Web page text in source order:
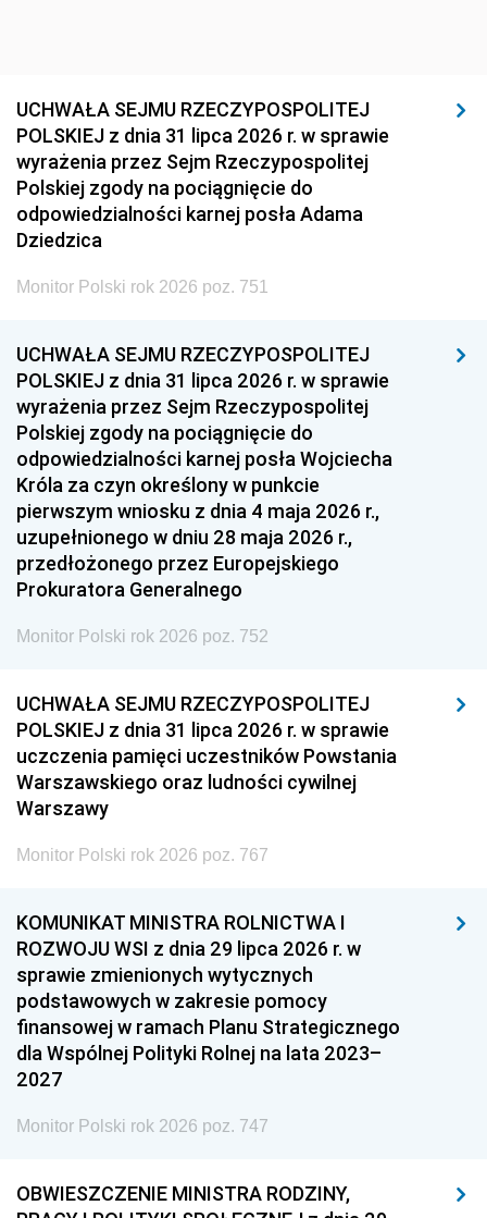
UCHWAŁA SEJMU RZECZYPOSPOLITEJ
POLSKIEJ z dnia 31 lipca 2026 r. w sprawie
wyrażenia przez Sejm Rzeczypospolitej
Polskiej zgody na pociągnięcie do
odpowiedzialności karnej posła Adama
Dziedzica
Monitor Polski rok 2026 poz. 751
UCHWAŁA SEJMU RZECZYPOSPOLITEJ
POLSKIEJ z dnia 31 lipca 2026 r. w sprawie
wyrażenia przez Sejm Rzeczypospolitej
Polskiej zgody na pociągnięcie do
odpowiedzialności karnej posła Wojciecha
Króla za czyn określony w punkcie
pierwszym wniosku z dnia 4 maja 2026 r.,
uzupełnionego w dniu 28 maja 2026 r.,
przedłożonego przez Europejskiego
Prokuratora Generalnego
Monitor Polski rok 2026 poz. 752
UCHWAŁA SEJMU RZECZYPOSPOLITEJ
POLSKIEJ z dnia 31 lipca 2026 r. w sprawie
uczczenia pamięci uczestników Powstania
Warszawskiego oraz ludności cywilnej
Warszawy
Monitor Polski rok 2026 poz. 767
KOMUNIKAT MINISTRA ROLNICTWA I
ROZWOJU WSI z dnia 29 lipca 2026 r. w
sprawie zmienionych wytycznych
podstawowych w zakresie pomocy
finansowej w ramach Planu Strategicznego
dla Wspólnej Polityki Rolnej na lata 2023–
2027
Monitor Polski rok 2026 poz. 747
OBWIESZCZENIE MINISTRA RODZINY,